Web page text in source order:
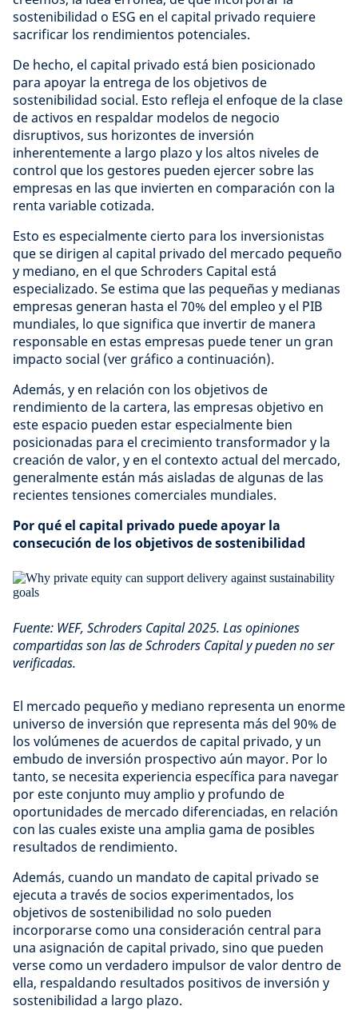
sostenibilidad o ESG en el capital privado requiere
sacrificar los rendimientos potenciales.
De hecho, el capital privado está bien posicionado
para apoyar la entrega de los objetivos de
sostenibilidad social. Esto refleja el enfoque de la clase
de activos en respaldar modelos de negocio
disruptivos, sus horizontes de inversión
inherentemente a largo plazo y los altos niveles de
control que los gestores pueden ejercer sobre las
empresas en las que invierten en comparación con la
renta variable cotizada.
Esto es especialmente cierto para los inversionistas
que se dirigen al capital privado del mercado pequeño
y mediano, en el que Schroders Capital está
especializado. Se estima que las pequeñas y medianas
empresas generan hasta el 70% del empleo y el PIB
mundiales, lo que significa que invertir de manera
responsable en estas empresas puede tener un gran
impacto social (ver gráfico a continuación).
Además, y en relación con los objetivos de
rendimiento de la cartera, las empresas objetivo en
este espacio pueden estar especialmente bien
posicionadas para el crecimiento transformador y la
creación de valor, y en el contexto actual del mercado,
generalmente están más aisladas de algunas de las
recientes tensiones comerciales mundiales.
Por qué el capital privado puede apoyar la
consecución de los objetivos de sostenibilidad
Fuente: WEF, Schroders Capital 2025. Las opiniones
compartidas son las de Schroders Capital y pueden no ser
verificadas.
El mercado pequeño y mediano representa un enorme
universo de inversión que representa más del 90% de
los volúmenes de acuerdos de capital privado, y un
embudo de inversión prospectivo aún mayor. Por lo
tanto, se necesita experiencia específica para navegar
por este conjunto muy amplio y profundo de
oportunidades de mercado diferenciadas, en relación
con las cuales existe una amplia gama de posibles
resultados de rendimiento.
Además, cuando un mandato de capital privado se
ejecuta a través de socios experimentados, los
objetivos de sostenibilidad no solo pueden
incorporarse como una consideración central para
una asignación de capital privado, sino que pueden
verse como un verdadero impulsor de valor dentro de
ella, respaldando resultados positivos de inversión y
sostenibilidad a largo plazo.